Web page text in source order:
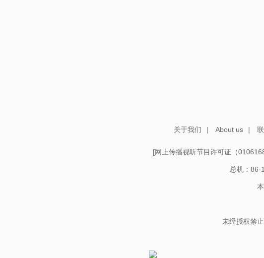
关于我们
| About us |
[网上传播视听节目许可证（
总机：
未经授权禁